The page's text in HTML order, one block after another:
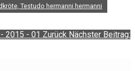
Testudo hermanni hermanni
2015 - 01 Zurück Nächster Beitrag: